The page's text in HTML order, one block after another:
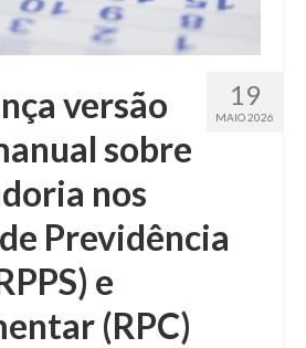
19
MAIO 2026
versão
sobre
nos
Previdência
e
(RPC)